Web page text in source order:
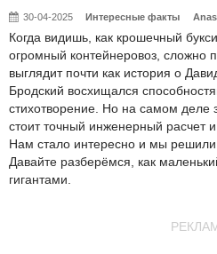
30-04-2025 Интересные факты
Когда видишь, как крошечный
огромный контейнеровоз, сложно
выглядит почти как история о
Бродский восхищался
стихотворение. Но на самом деле
стоит точный инженерный расчет
Нам стало интересно и мы решили
Давайте разберёмся, как
гигантами.